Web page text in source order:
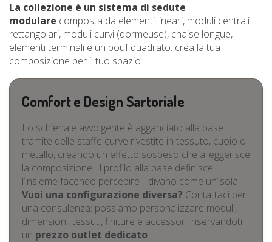
La collezione è un sistema di sedute
modulare composta da elementi lineari, moduli centrali
rettangolari, moduli curvi (dormeuse), chaise longue,
elementi terminali e un pouf quadrato: crea la tua
composizione per il tuo spazio.
Comfort e Design Sartoriale
Lo schienale avvolgente è agganciato alla base
tramite delle staffe curve rivestite in tessuto, cuoio o
metallo, creando un effetto sospeso che alleggerisce
la composizione. Il profilo alla base definisce
l’insieme facendo percepire il divano come un’isola.
Vuoi una configurazione diversa? Contattaci per
una consulenza: possiamo personalizzare moduli,
dimensioni, tessuti, finiture e accessori, riservandoti
un prezzo outlet dedicato.